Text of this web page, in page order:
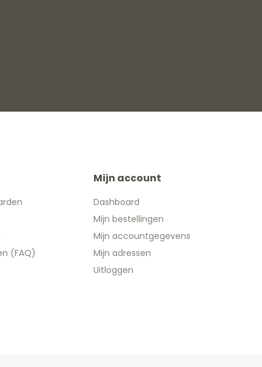
(FAQ)
Mijn account
Dashboard
Mijn bestellingen
Mijn accountgegevens
Mijn adressen
Uitloggen